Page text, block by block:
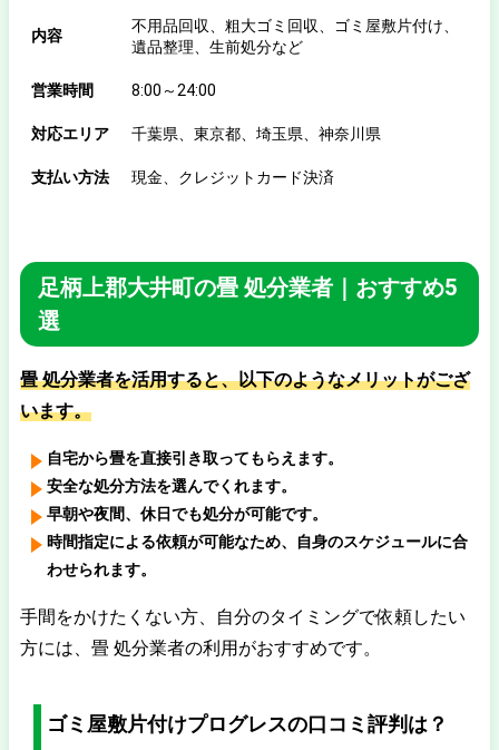
内容
不用品回収、粗大ゴミ回収、ゴミ屋敷片付け、
遺品整理、生前処分など
営業時間 8:00～24:00
対応エリア 千葉県、東京都、埼玉県、神奈川県
支払い方法 現金、クレジットカード決済
足柄上郡大井町の畳 処分業者｜おすすめ5
選
畳 処分業者を活用すると、以下のようなメリットがござ
います。
自宅から畳を直接引き取ってもらえます。
安全な処分方法を選んでくれます。
早朝や夜間、休日でも処分が可能です。
時間指定による依頼が可能なため、自身のスケジュールに合
わせられます。
手間をかけたくない方、自分のタイミングで依頼したい
方には、畳 処分業者の利用がおすすめです。
ゴミ屋敷片付けプログレスの口コミ評判は？